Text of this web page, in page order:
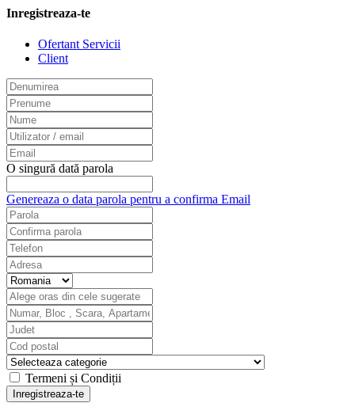
Inregistreaza-te
Ofertant Servicii
Client
O singură dată parola
Genereaza o data parola pentru a confirma Email
Termeni și Condiții